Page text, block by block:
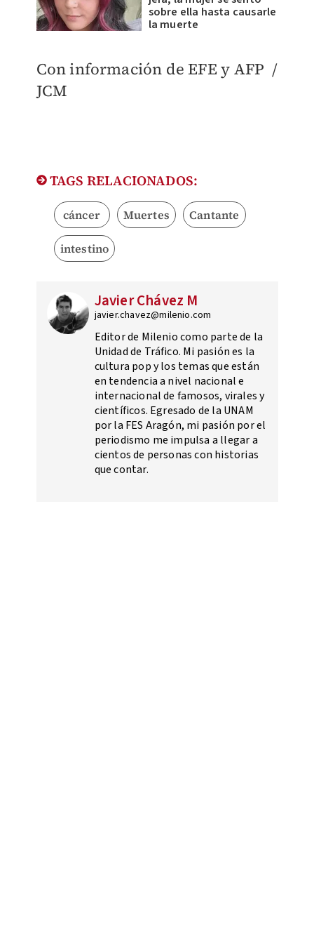
sobre ella hasta causarle
la muerte
Con información de EFE y AFP /
JCM
TAGS RELACIONADOS:
cáncer Muertes Cantante
intestino
Javier Chávez M
javier.chavez@milenio.com
Editor de Milenio como parte de la
Unidad de Tráfico. Mi pasión es la
cultura pop y los temas que están
en tendencia a nivel nacional e
internacional de famosos, virales y
científicos. Egresado de la UNAM
por la FES Aragón, mi pasión por el
periodismo me impulsa a llegar a
cientos de personas con historias
que contar.